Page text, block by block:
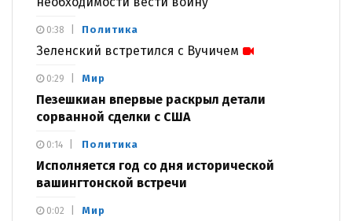
Политика
Зеленский встретился с Вучичем
0:38
Мир
Пезешкиан впервые раскрыл детали
сорванной сделки с США
0:29
Политика
Исполняется год со дня исторической
вашингтонской встречи
0:14
Мир
0:02